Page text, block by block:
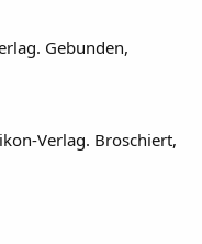
Gebunden,
Verlag. Broschiert,